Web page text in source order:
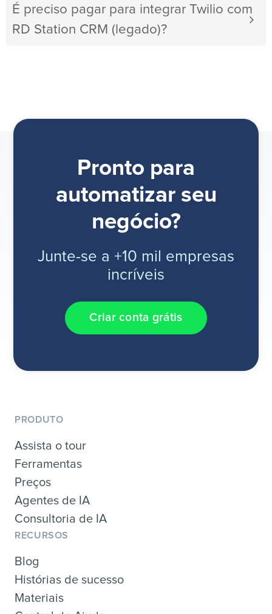
É preciso pagar para integrar Twilio com
RD Station CRM (legado)?
Pronto para
automatizar seu
negócio?
Junte-se a +10 mil empresas
incríveis
Criar conta grátis
PRODUTO
Assista o tour
Ferramentas
Preços
Agentes de IA
Consultoria de IA
RECURSOS
Blog
Histórias de sucesso
Materiais